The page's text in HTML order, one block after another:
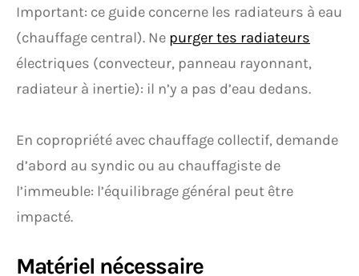
Important: ce guide concerne les radiateurs à eau
(chauffage central). Ne purger tes radiateurs
électriques (convecteur, panneau rayonnant,
radiateur à inertie): il n’y a pas d’eau dedans.
En copropriété avec chauffage collectif, demande
d’abord au syndic ou au chauffagiste de
l’immeuble: l’équilibrage général peut être
impacté.
Matériel nécessaire